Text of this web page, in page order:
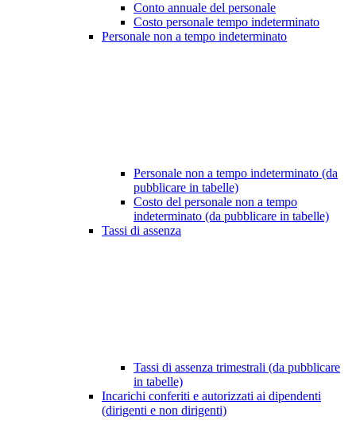
Conto annuale del personale
Costo personale tempo indeterminato
Personale non a tempo indeterminato
Personale non a tempo indeterminato (da
pubblicare in tabelle)
Costo del personale non a tempo
indeterminato (da pubblicare in tabelle)
Tassi di assenza
Tassi di assenza trimestrali (da pubblicare
in tabelle)
Incarichi conferiti e autorizzati ai dipendenti
(dirigenti e non dirigenti)